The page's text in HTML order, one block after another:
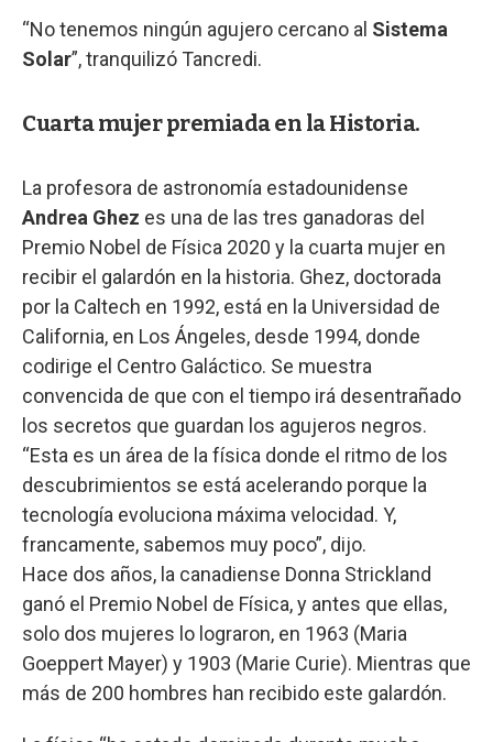
“No tenemos ningún agujero cercano al Sistema
Solar”, tranquilizó Tancredi.
Cuarta mujer premiada en la Historia.
La profesora de astronomía estadounidense
Andrea Ghez es una de las tres ganadoras del
Premio Nobel de Física 2020 y la cuarta mujer en
recibir el galardón en la historia. Ghez, doctorada
por la Caltech en 1992, está en la Universidad de
California, en Los Ángeles, desde 1994, donde
codirige el Centro Galáctico. Se muestra
convencida de que con el tiempo irá desentrañado
los secretos que guardan los agujeros negros.
“Esta es un área de la física donde el ritmo de los
descubrimientos se está acelerando porque la
tecnología evoluciona máxima velocidad. Y,
francamente, sabemos muy poco”, dijo.
Hace dos años, la canadiense Donna Strickland
ganó el Premio Nobel de Física, y antes que ellas,
solo dos mujeres lo lograron, en 1963 (Maria
Goeppert Mayer) y 1903 (Marie Curie). Mientras que
más de 200 hombres han recibido este galardón.